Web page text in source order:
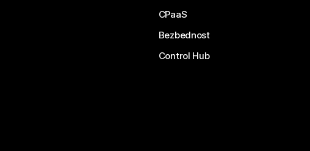
CPaaS
Bezbednost
Control Hub